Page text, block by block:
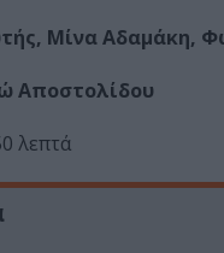
Μίνα Αδαμάκη,
Αποστολίδου
λεπτά